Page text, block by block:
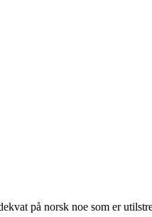
på norsk noe som er